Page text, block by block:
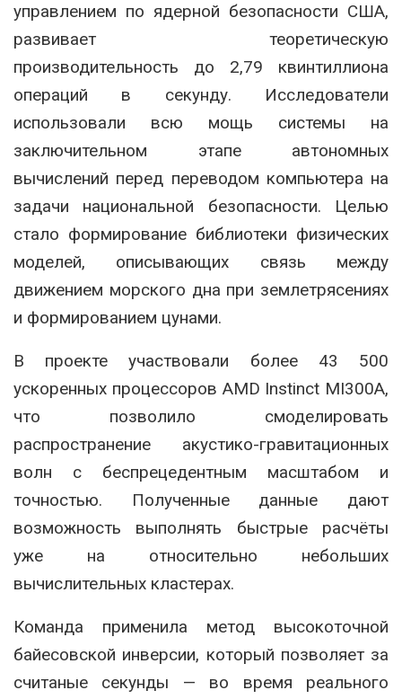
управлением по ядерной безопасности США,
развивает теоретическую
производительность до 2,79 квинтиллиона
операций в секунду. Исследователи
использовали всю мощь системы на
заключительном этапе автономных
вычислений перед переводом компьютера на
задачи национальной безопасности. Целью
стало формирование библиотеки физических
моделей, описывающих связь между
движением морского дна при землетрясениях
и формированием цунами.
В проекте участвовали более 43 500
ускоренных процессоров AMD Instinct MI300A,
что позволило смоделировать
распространение акустико-гравитационных
волн с беспрецедентным масштабом и
точностью. Полученные данные дают
возможность выполнять быстрые расчёты
уже на относительно небольших
вычислительных кластерах.
Команда применила метод высокоточной
байесовской инверсии, который позволяет за
считаные секунды — во время реального